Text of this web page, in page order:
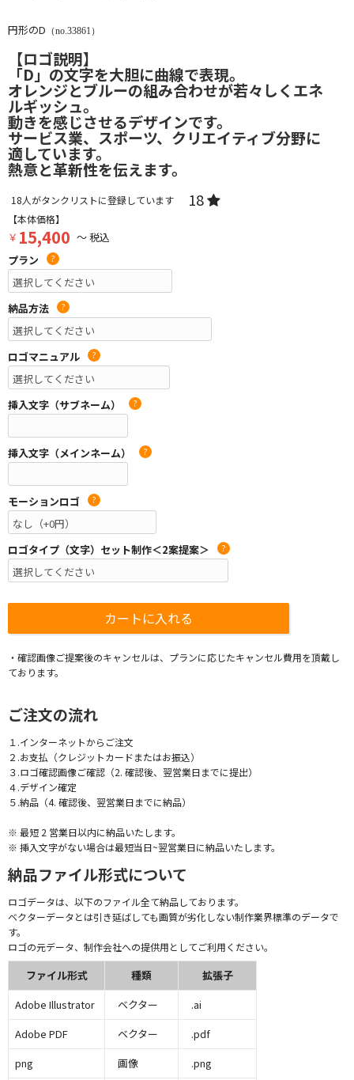
円形のD （no.33861）
【ロゴ説明】
「D」の文字を大胆に曲線で表現。
オレンジとブルーの組み合わせが若々しくエネ
ルギッシュ。
動きを感じさせるデザインです。
サービス業、スポーツ、クリエイティブ分野に
適しています。
熱意と革新性を伝えます。
18人がタンクリストに登録しています 18
【本体価格】
￥ 15,400 ～ 税込
プラン
?
納品方法 ?
ロゴマニュアル ?
挿入文字（サブネーム） ?
挿入文字（メインネーム） ?
モーションロゴ ?
ロゴタイプ（文字）セット制作＜2案提案＞ ?
・確認画像ご提案後のキャンセルは、プランに応じたキャンセル費用を頂戴し
ております。
ご注文の流れ
１.インターネットからご注文
２.お支払（クレジットカードまたはお振込）
３.ロゴ確認画像ご確認（2. 確認後、翌営業日までに提出）
４.デザイン確定
５.納品（4. 確認後、翌営業日までに納品）
※ 最短 2 営業日以内に納品いたします。
※ 挿入文字がない場合は最短当日~翌営業日に納品いたします。
納品ファイル形式について
ロゴデータは、以下のファイル全て納品しております。
ベクターデータとは引き延ばしても画質が劣化しない制作業界標準のデータで
す。
ロゴの元データ、制作会社への提供用としてご利用ください。
ファイル形式 種類
拡張子
Adobe Illustrator
ベクター
.ai
Adobe PDF
ベクター
.pdf
png
画像
.png